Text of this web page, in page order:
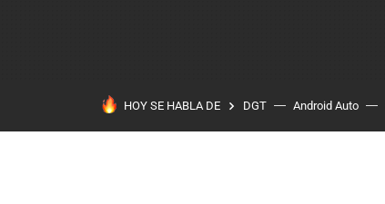
HOY SE HABLA DE DGT Android Auto